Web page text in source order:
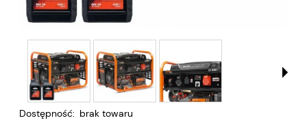
Dostępność: brak towaru